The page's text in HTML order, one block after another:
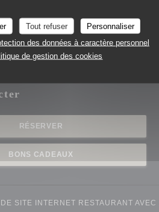
Tout refuser
Personnaliser
des données à caractère personnel
de gestion des cookies
RÉSERVER
BONS CADEAUX
SITE INTERNET RESTAURANT AVEC